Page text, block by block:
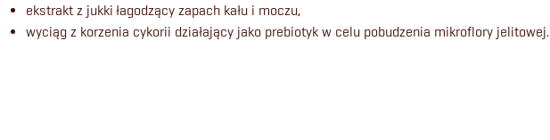
ekstrakt z jukki łagodzący zapach kału i moczu,
wyciąg z korzenia cykorii działający jako prebiotyk w celu pobudzenia mikroflory jelitowej.